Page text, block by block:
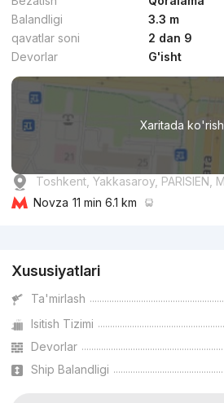
Balandligi
3.3 m
qavatlar soni
2 dan 9
Devorlar
G'isht
Xaritada ko'rish
Toshkent, Yakkasaroy, PARISIEN,
Novza 11 min 6.1 km
Xususiyatlari
Ta'mirlash
Isitish Tizimi
Devorlar
Ship Balandligi